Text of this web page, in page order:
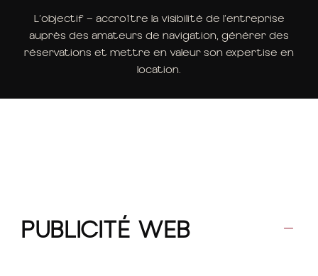
L’objectif — accroître la visibilité de l’entreprise
auprès des amateurs de navigation, générer des
réservations et mettre en valeur son expertise en
location.
PUBLICITÉ WEB